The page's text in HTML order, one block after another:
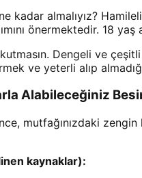
kadar almalıyız?
önermektedir. 18
Dengeli ve
ve yeterli alıp
Alabileceğiniz
mutfağınızdaki
kaynaklar):